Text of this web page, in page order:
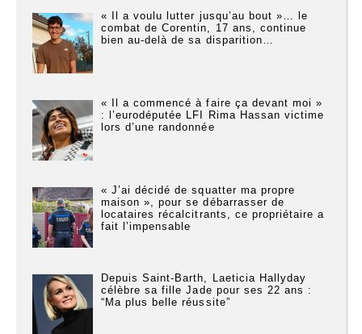
« Il a voulu lutter jusqu’au bout »… le
combat de Corentin, 17 ans, continue
bien au-delà de sa disparition…
« Il a commencé à faire ça devant moi »
: l’eurodéputée LFI Rima Hassan victime
lors d’une randonnée
« J’ai décidé de squatter ma propre
maison », pour se débarrasser de
locataires récalcitrants, ce propriétaire a
fait l’impensable
Depuis Saint-Barth, Laeticia Hallyday
célèbre sa fille Jade pour ses 22 ans :
“Ma plus belle réussite”